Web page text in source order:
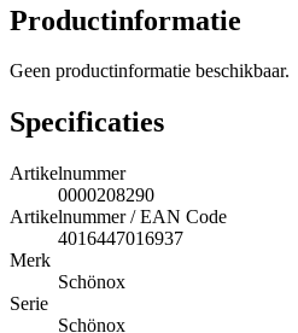
Productinformatie
Geen productinformatie beschikbaar.
Specificaties
Artikelnummer
0000208290
Artikelnummer / EAN Code
4016447016937
Merk
Schönox
Serie
Schönox